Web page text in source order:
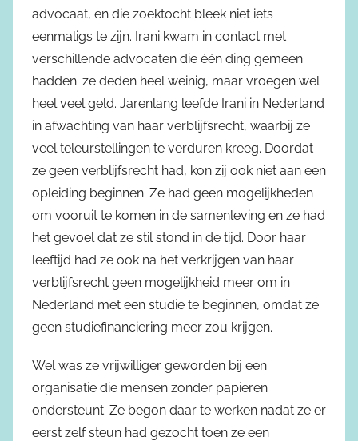
advocaat, en die zoektocht bleek niet iets
eenmaligs te zijn. Irani kwam in contact met
verschillende advocaten die één ding gemeen
hadden: ze deden heel weinig, maar vroegen wel
heel veel geld. Jarenlang leefde Irani in Nederland
in afwachting van haar verblijfsrecht, waarbij ze
veel teleurstellingen te verduren kreeg. Doordat
ze geen verblijfsrecht had, kon zij ook niet aan een
opleiding beginnen. Ze had geen mogelijkheden
om vooruit te komen in de samenleving en ze had
het gevoel dat ze stil stond in de tijd. Door haar
leeftijd had ze ook na het verkrijgen van haar
verblijfsrecht geen mogelijkheid meer om in
Nederland met een studie te beginnen, omdat ze
geen studiefinanciering meer zou krijgen.
Wel was ze vrijwilliger geworden bij een
organisatie die mensen zonder papieren
ondersteunt. Ze begon daar te werken nadat ze er
eerst zelf steun had gezocht toen ze een